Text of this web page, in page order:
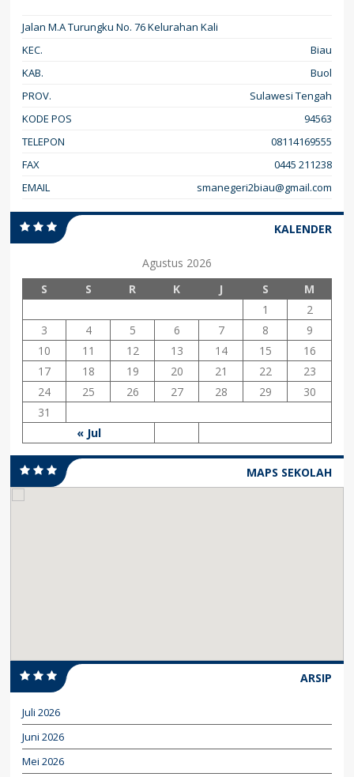
Jalan M.A Turungku No. 76 Kelurahan Kali
KEC.
Biau
KAB.
Buol
PROV.
Sulawesi Tengah
KODE POS
94563
TELEPON
08114169555
FAX
0445 211238
EMAIL
smanegeri2biau@gmail.com
KALENDER
Agustus 2026
S
S R K J S M
« Jul
1
2
3
4 5 6 7 8
9
10
11 12 13 14 15
16
17
18 19 20 21 22
23
24
25 26 27 28 29
30
31
MAPS SEKOLAH
ARSIP
Juli 2026
Juni 2026
Mei 2026